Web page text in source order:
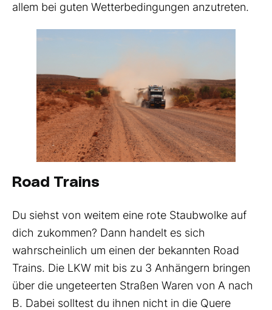
allem bei guten Wetterbedingungen anzutreten.
Road Trains
Du siehst von weitem eine rote Staubwolke auf
dich zukommen? Dann handelt es sich
wahrscheinlich um einen der bekannten Road
Trains. Die LKW mit bis zu 3 Anhängern bringen
über die ungeteerten Straßen Waren von A nach
B. Dabei solltest du ihnen nicht in die Quere